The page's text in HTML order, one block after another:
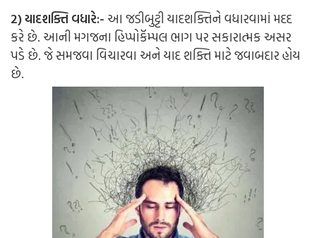
2) યાદશક્તિ વધારે:- આ જડીબુટ્ટી યાદશક્તિને વધારવામાં મદદ
કરે છે. આની મગજના હિપ્પોકૅમ્પલ ભાગ પર સકારાત્મક અસર
પડે છે. જે સમજવા વિચારવા અને યાદ શક્તિ માટે જવાબદાર હોય
છે.